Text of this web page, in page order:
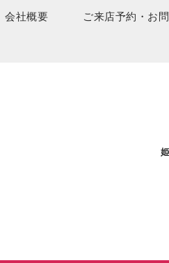
会社概要
ご来店予約・お